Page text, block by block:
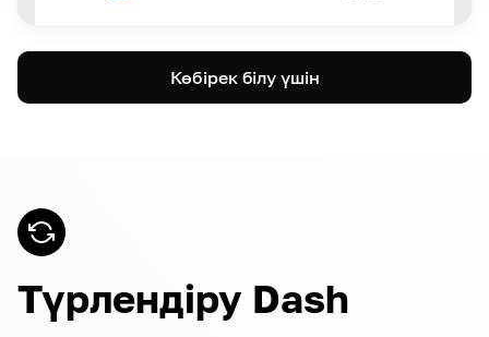
Көбірек білу үшін
Түрлендіру Dash